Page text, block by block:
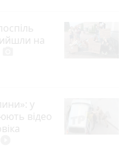
на
у
відео